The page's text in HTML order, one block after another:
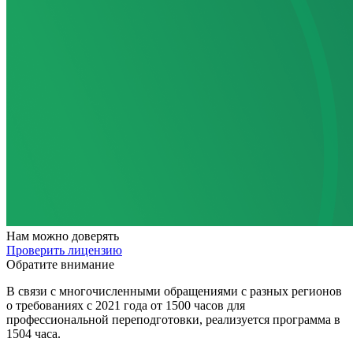
Нам можно доверять
Проверить лицензию
Обратите внимание
В связи с многочисленными обращениями с разных регионов
о требованиях с 2021 года от 1500 часов для
профессиональной переподготовки, реализуется программа в
1504 часа.